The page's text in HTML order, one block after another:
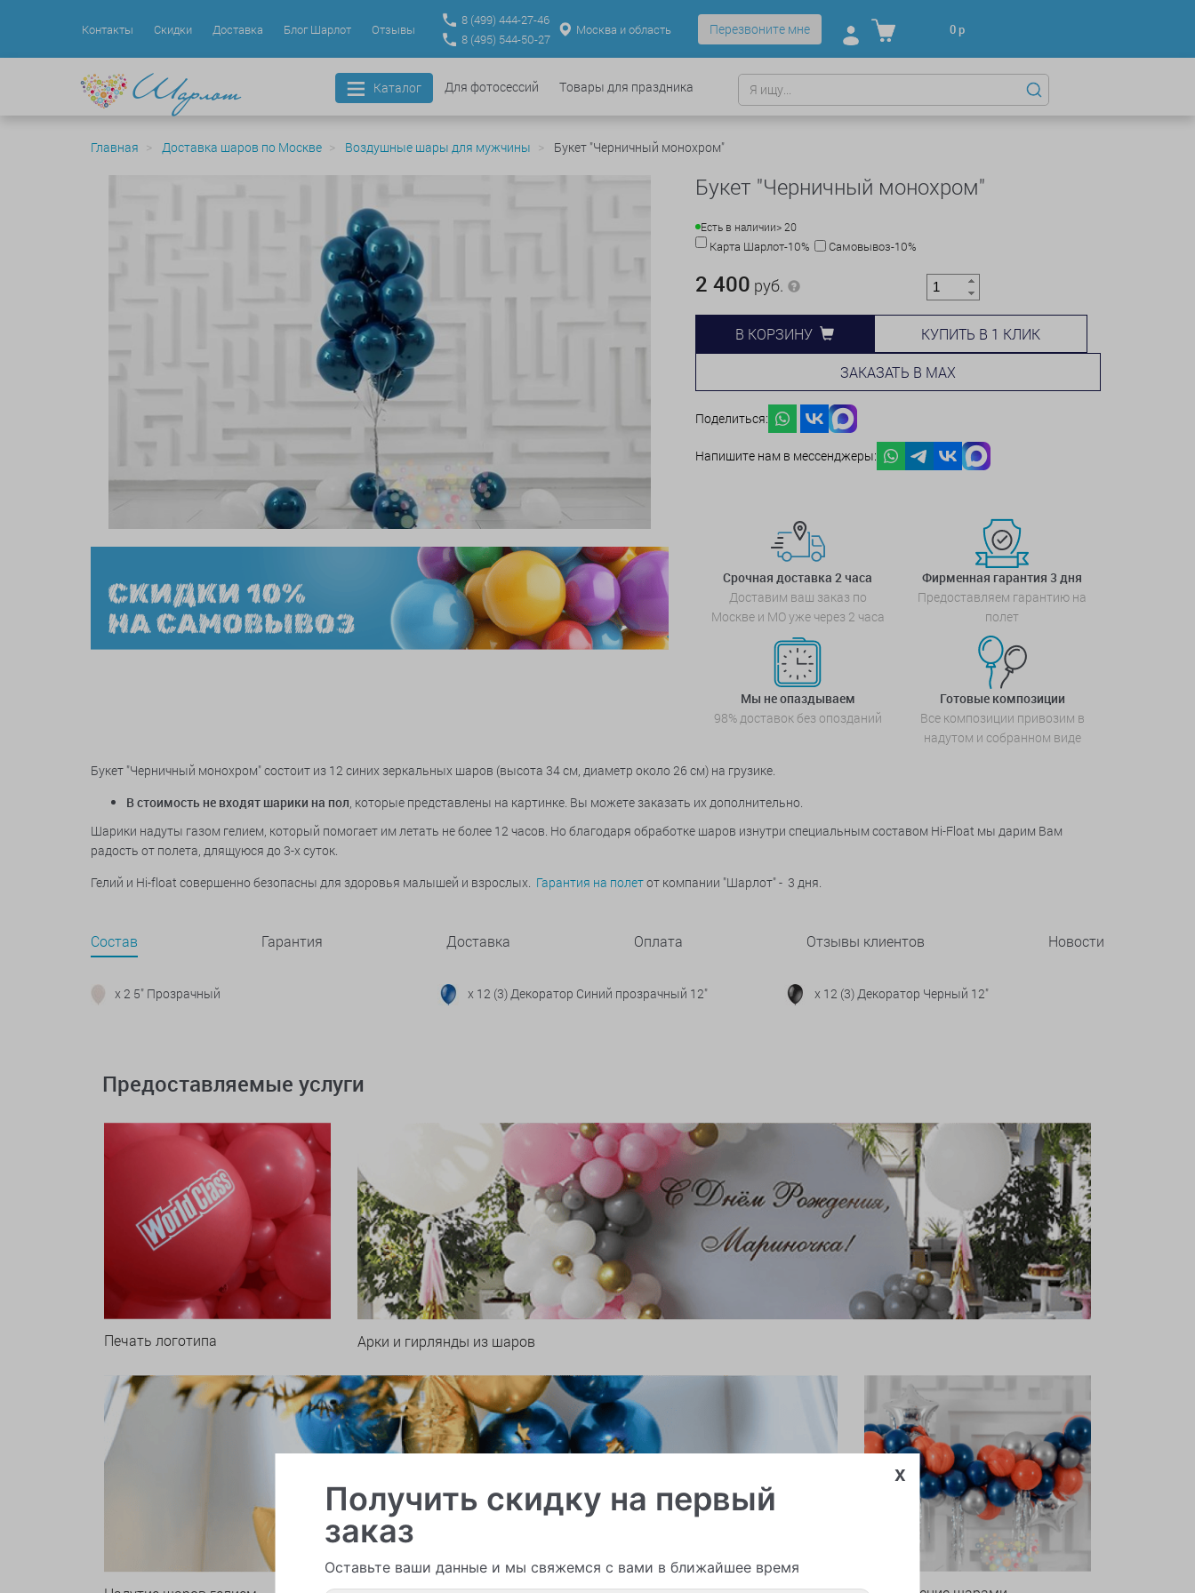
Контакты Скидки Доставка Блог Шарлот Отзывы
8 (499) 444-27-46
8 (495) 544-50-27
Москва и область Перезвоните мне 0р
Каталог Для фотосессий Товары для праздника
Главная Доставка шаров по Москве Воздушные шары для мужчины Букет "Черничный монохром"
Букет "Черничный монохром"
Есть в наличии> 20
Карта Шарлот-10% Самовывоз-10%
2 400 руб.
В КОРЗИНУ КУПИТЬ В 1 КЛИК
ЗАКАЗАТЬ В MAX
Поделиться:
Напишите нам в мессенджеры:
Срочная доставка 2 часа
Доставим ваш заказ по
Москве и МО уже через 2 часа
Фирменная гарантия 3 дня
Предоставляем гарантию на
полет
Мы не опаздываем
98% доставок без опозданий
Готовые композиции
Все композиции привозим в
надутом и собранном виде
Букет "Черничный монохром" состоит из 12 синих зеркальных шаров (высота 34 см, диаметр около 26 см) на грузике.
В стоимость не входят шарики на пол, которые представлены на картинке. Вы можете заказать их дополнительно.
Шарики надуты газом гелием, который помогает им летать не более 12 часов. Но благодаря обработке шаров изнутри специальным составом Hi-Float мы дарим Вам
радость от полета, длящуюся до 3-х суток.
Гелий и Hi-float совершенно безопасны для здоровья малышей и взрослых. Гарантия на полетот компании "Шарлот" - 3 дня.
Состав Гарантия Доставка Оплата Отзывы клиентов Новости
x 2 5" Прозрачный x 12 (3) Декоратор Синий прозрачный 12" x 12 (3) Декоратор Черный 12"
Предоставляемые услуги
Печать логотипа Арки и гирлянды из шаров
x
Получить скидку на первый
заказ
Оставьте ваши данные и мы свяжемся с вами в ближайшее время